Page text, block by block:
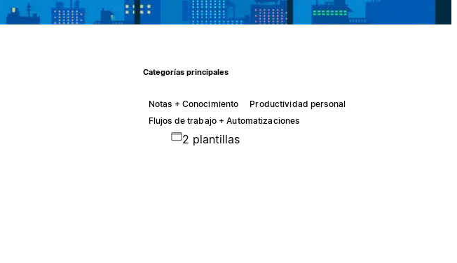
Categorías principales
Notas + Conocimiento
Productividad personal
Flujos de trabajo + Automatizaciones
2 plantillas